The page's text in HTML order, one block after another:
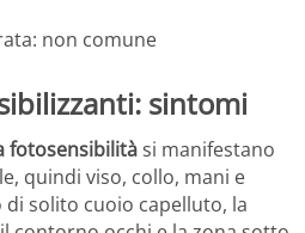
non comune
sintomi
fotosensibilitàsi manifestano
quindi viso, collo, mani e
solito cuoio capelluto, la